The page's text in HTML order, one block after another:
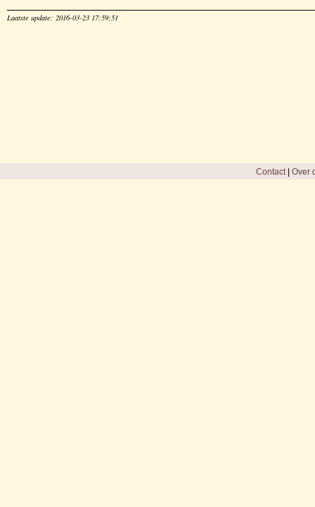
Laatste update: 2016-03-23 17:59:51
Contact| Over